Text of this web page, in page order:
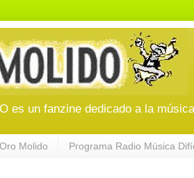
es un fanzine dedicado a la
Molido Programa Radio Música